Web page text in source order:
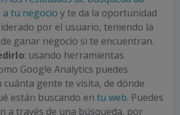
tu negocio y te da la oportunidad
por el usuario, teniendo la
ganar negocio si te encuentran.
: usando herramientas
Google Analytics puedes
cuánta gente te visita, de dónde
están buscando en tu web. Puedes
a través de una búsqueda, por